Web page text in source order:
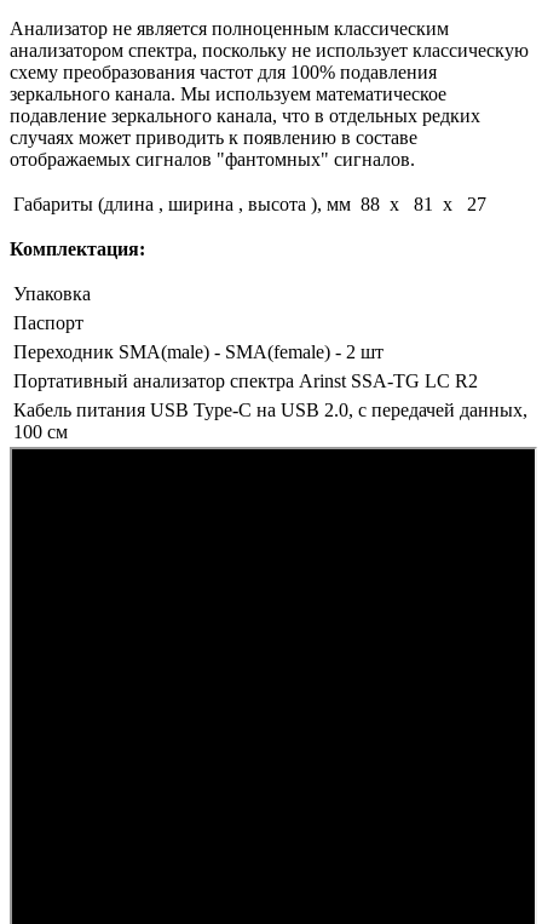
Анализатор не является полноценным классическим
анализатором спектра, поскольку не использует классическую
схему преобразования частот для 100% подавления
зеркального канала. Мы используем математическое
подавление зеркального канала, что в отдельных редких
случаях может приводить к появлению в составе
отображаемых сигналов "фантомных" сигналов.
Габариты (длина , ширина , высота ), мм 88 x 81 x 27
Комплектация:
Упаковка
Паспорт
Переходник SMA(male) - SMA(female) - 2 шт
Портативный анализатор спектра Arinst SSA-TG LC R2
Кабель питания USB Type-C на USB 2.0, с передачей данных,
100 см